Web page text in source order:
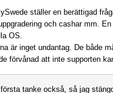
ställer en berättigad
och cashar mm.
OS.
är inget undantag. De både
förvånad att inte supporten
tanke också, så jag